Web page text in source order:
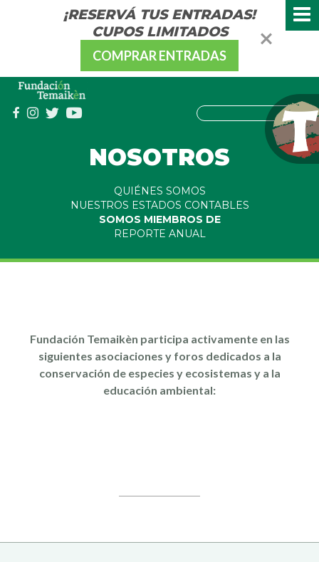
¡RESERVÁ TUS ENTRADAS!
CUPOS LIMITADOS
COMPRAR ENTRADAS
NOSOTROS
QUIÉNES SOMOS
NUESTROS ESTADOS CONTABLES
SOMOS MIEMBROS DE
REPORTE ANUAL
Fundación Temaikèn participa activamente en las
siguientes asociaciones y foros dedicados a la
conservación de especies y ecosistemas y a la
educación ambiental: